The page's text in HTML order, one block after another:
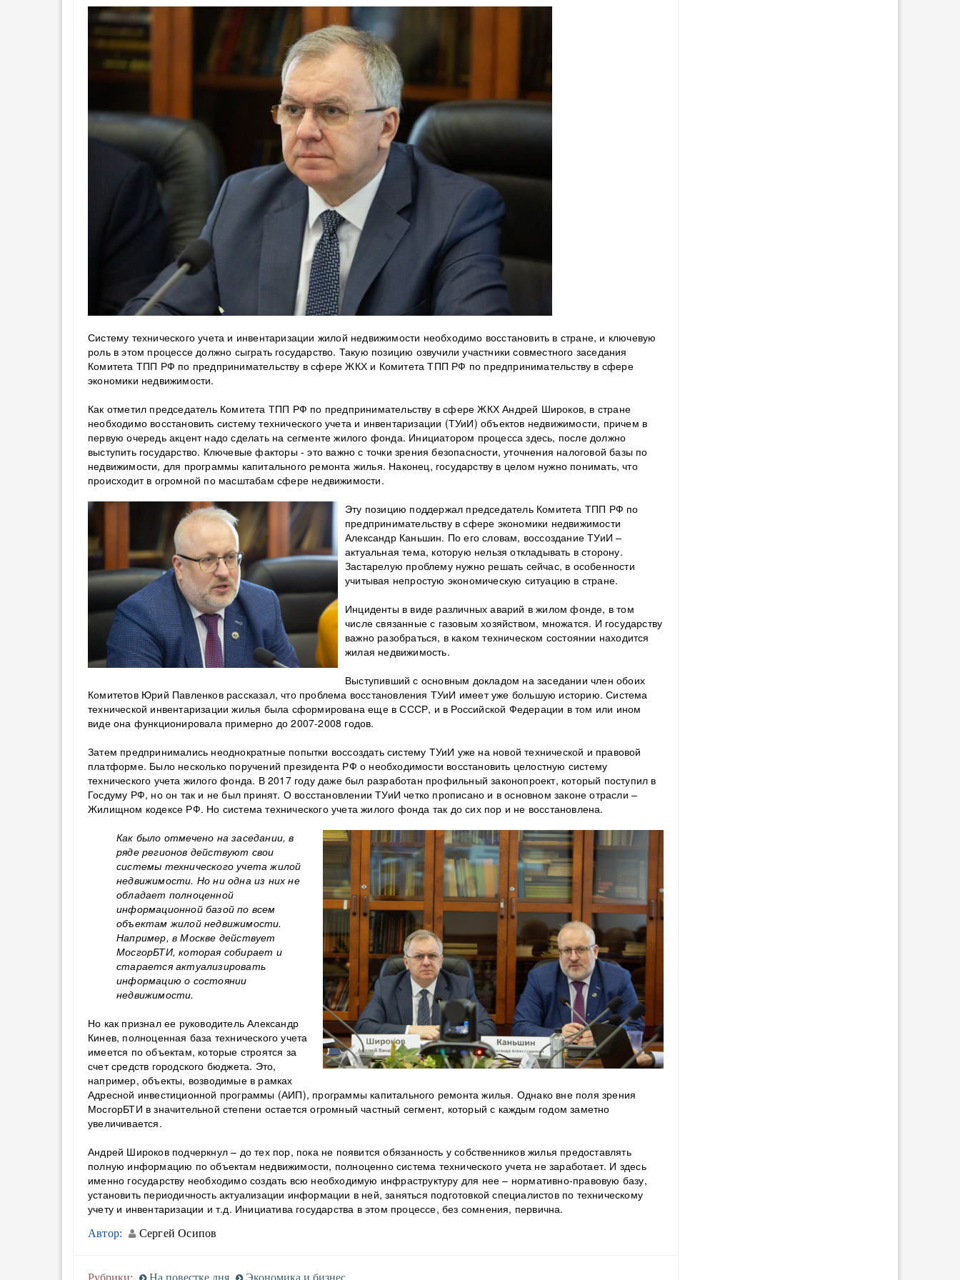
Систему технического учета и инвентаризации жилой недвижимости необходимо восстановить в стране, и ключевую
роль в этом процессе должно сыграть государство. Такую позицию озвучили участники совместного заседания
Комитета ТПП РФ по предпринимательству в сфере ЖКХ и Комитета ТПП РФ по предпринимательству в сфере
экономики недвижимости.
Как отметил председатель Комитета ТПП РФ по предпринимательству в сфере ЖКХ Андрей Широков, в стране
необходимо восстановить систему технического учета и инвентаризации (ТУиИ) объектов недвижимости, причем в
первую очередь акцент надо сделать на сегменте жилого фонда. Инициатором процесса здесь, после должно
выступить государство. Ключевые факторы - это важно с точки зрения безопасности, уточнения налоговой базы по
недвижимости, для программы капитального ремонта жилья. Наконец, государству в целом нужно понимать, что
происходит в огромной по масштабам сфере недвижимости.
Эту позицию поддержал председатель Комитета ТПП РФ по
предпринимательству в сфере экономики недвижимости
Александр Каньшин. По его словам, воссоздание ТУиИ –
актуальная тема, которую нельзя откладывать в сторону.
Застарелую проблему нужно решать сейчас, в особенности
учитывая непростую экономическую ситуацию в стране.
Инциденты в виде различных аварий в жилом фонде, в том
числе связанные с газовым хозяйством, множатся. И государству
важно разобраться, в каком техническом состоянии находится
жилая недвижимость.
Выступивший с основным докладом на заседании член обоих
Комитетов Юрий Павленков рассказал, что проблема восстановления ТУиИ имеет уже большую историю. Система
технической инвентаризации жилья была сформирована еще в СССР, и в Российской Федерации в том или ином
виде она функционировала примерно до 2007-2008 годов.
Затем предпринимались неоднократные попытки воссоздать систему ТУиИ уже на новой технической и правовой
платформе. Было несколько поручений президента РФ о необходимости восстановить целостную систему
технического учета жилого фонда. В 2017 году даже был разработан профильный законопроект, который поступил в
Госдуму РФ, но он так и не был принят. О восстановлении ТУиИ четко прописано и в основном законе отрасли –
Жилищном кодексе РФ. Но система технического учета жилого фонда так до сих пор и не восстановлена.
Как было отмечено на заседании, в
ряде регионов действуют свои
системы технического учета жилой
недвижимости. Но ни одна из них не
обладает полноценной
информационной базой по всем
объектам жилой недвижимости.
Например, в Москве действует
МосгорБТИ, которая собирает и
старается актуализировать
информацию о состоянии
недвижимости.
Но как признал ее руководитель Александр
Кинев, полноценная база технического учета
имеется по объектам, которые строятся за
счет средств городского бюджета. Это,
например, объекты, возводимые в рамках
Адресной инвестиционной программы (АИП), программы капитального ремонта жилья. Однако вне поля зрения
МосгорБТИ в значительной степени остается огромный частный сегмент, который с каждым годом заметно
увеличивается.
Андрей Широков подчеркнул – до тех пор, пока не появится обязанность у собственников жилья предоставлять
полную информацию по объектам недвижимости, полноценно система технического учета не заработает. И здесь
именно государству необходимо создать всю необходимую инфраструктуру для нее – нормативно-правовую базу,
установить периодичность актуализации информации в ней, заняться подготовкой специалистов по техническому
учету и инвентаризации и т.д. Инициатива государства в этом процессе, без сомнения, первична.
Автор: Сергей Осипов
Рубрики: На повестке дня Экономика и бизнес